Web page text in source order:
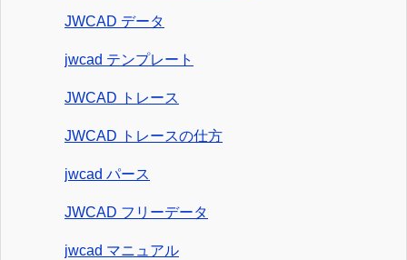
JWCAD データ
jwcad テンプレート
JWCAD トレース
JWCAD トレースの仕方
jwcad パース
JWCAD フリーデータ
jwcad マニュアル